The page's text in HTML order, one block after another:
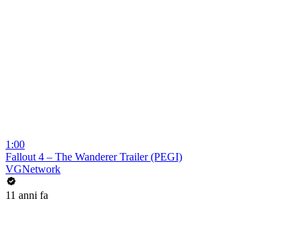
1:00
Fallout 4 – The Wanderer Trailer (PEGI)
VGNetwork
11 anni fa